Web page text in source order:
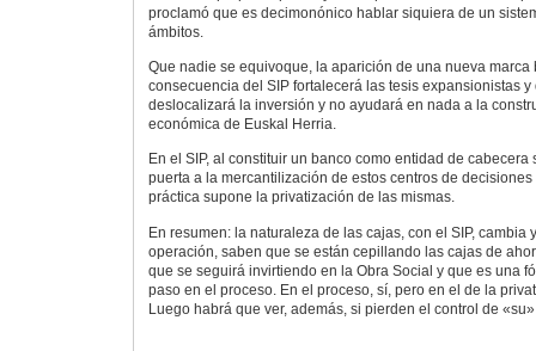
proclamó que es decimonónico hablar siquiera de un
ámbitos.
Que nadie se equivoque, la aparición de una nueva marca
consecuencia del SIP fortalecerá las tesis expansionistas
deslocalizará la inversión y no ayudará en nada a la
económica de Euskal Herria.
En el SIP, al constituir un banco como entidad de cabecera
puerta a la mercantilización de estos centros de
práctica supone la privatización de las mismas.
En resumen: la naturaleza de las cajas, con el SIP, cambia
operación, saben que se están cepillando las cajas de
que se seguirá invirtiendo en la Obra Social y que es una
paso en el proceso. En el proceso, sí, pero en el de la
Luego habrá que ver, además, si pierden el control de